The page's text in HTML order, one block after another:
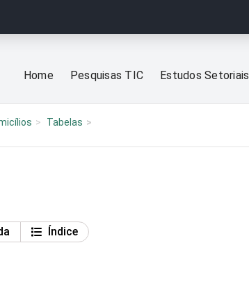
Home Pesquisas TIC Estudos Setoriais
Tabelas
Índice